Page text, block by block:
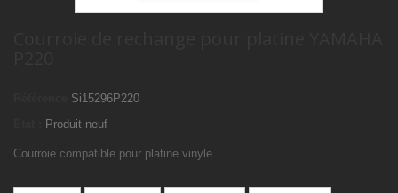
Si15296P220
Produit neuf
Courroie compatible pour platine vinyle